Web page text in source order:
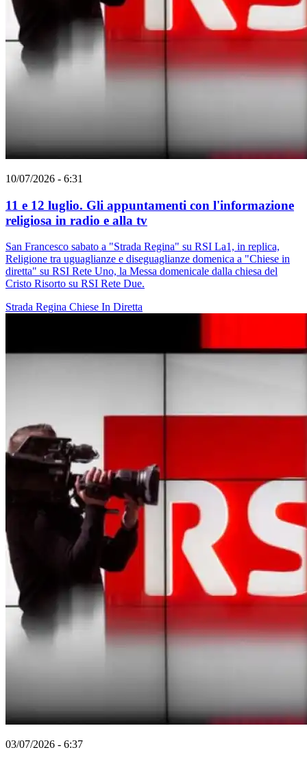
10/07/2026 - 6:31
11 e 12 luglio. Gli appuntamenti con l'informazione
religiosa in radio e alla tv
San Francesco sabato a "Strada Regina" su RSI La1, in replica,
Religione tra uguaglianze e diseguaglianze domenica a "Chiese in
diretta" su RSI Rete Uno, la Messa domenicale dalla chiesa del
Cristo Risorto su RSI Rete Due.
Strada Regina Chiese In Diretta
03/07/2026 - 6:37